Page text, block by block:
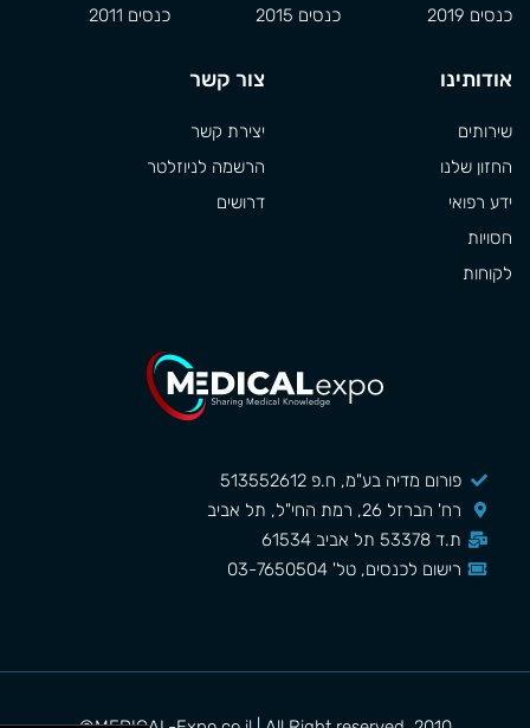
פורום מדיה בע"מ, ח.פ 513552612
רח' הברזל 26, רמת החי"ל, תל אביב
ת.ד 53378 תל אביב 61534
רישום לכנסים, טל' 03-7650504
כנסים 2019
כנסים 2015
כנסים 2011
אודותינו
שירותים
החזון שלנו
ידע רפואי
חסויות
לקוחות
צור קשר
יצירת קשר
הרשמה לניוזלטר
דרושים